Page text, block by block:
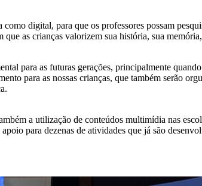
digital, para que os professores possam
as crianças valorizem sua história, sua
para as futuras gerações, principalmente
para as nossas crianças, que também serão
a utilização de conteúdos multimídia nas
para dezenas de atividades que já são